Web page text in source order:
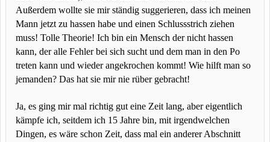
Außerdem wollte sie mir ständig suggerieren, dass ich meinen
Mann jetzt zu hassen habe und einen Schlussstrich ziehen
muss! Tolle Theorie! Ich bin ein Mensch der nicht hassen
kann, der alle Fehler bei sich sucht und dem man in den Po
treten kann und wieder angekrochen kommt! Wie hilft man so
jemanden? Das hat sie mir nie rüber gebracht!
Ja, es ging mir mal richtig gut eine Zeit lang, aber eigentlich
kämpfe ich, seitdem ich 15 Jahre bin, mit irgendwelchen
Dingen, es wäre schon Zeit, dass mal ein anderer Abschnitt